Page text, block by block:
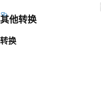
其他转换
转换